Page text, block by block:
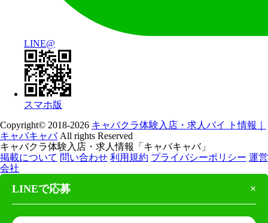
LINE@
スマホ版
Copyright© 2018-2026 キャバクラ体験入店・求人バイ ト情報｜
キャバキャバAll rights Reserved
キャバクラ体験入店・求人情報「キャバキャバ」
掲載について 問い合わせ 利用規約 プライバシーポリシー 運営
会社
LINEで応募 ×